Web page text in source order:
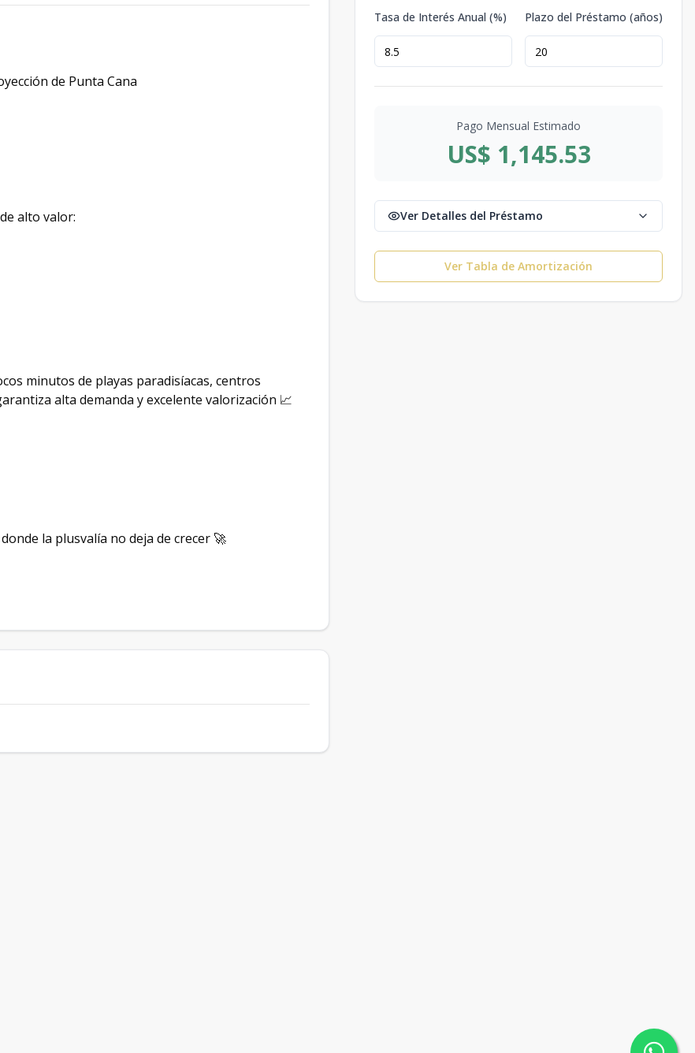
de Punta Cana
alto valor:
minutos de playas paradisíacas, centros
alta demanda y excelente valorización 📈
la plusvalía no deja de crecer 🚀
Tasa de Interés Anual (%) Plazo del Préstamo (años)
Pago Mensual Estimado
US$ 1,145.53
Ver Detalles del Préstamo
Ver Tabla de Amortización